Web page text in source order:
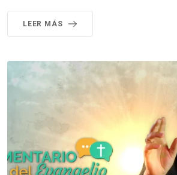
LEER MÁS